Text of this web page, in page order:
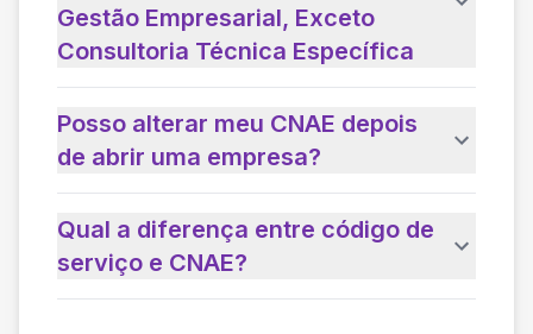
Gestão Empresarial, Exceto
Consultoria Técnica Específica
Posso alterar meu CNAE depois
de abrir uma empresa?
Qual a diferença entre código de
serviço e CNAE?